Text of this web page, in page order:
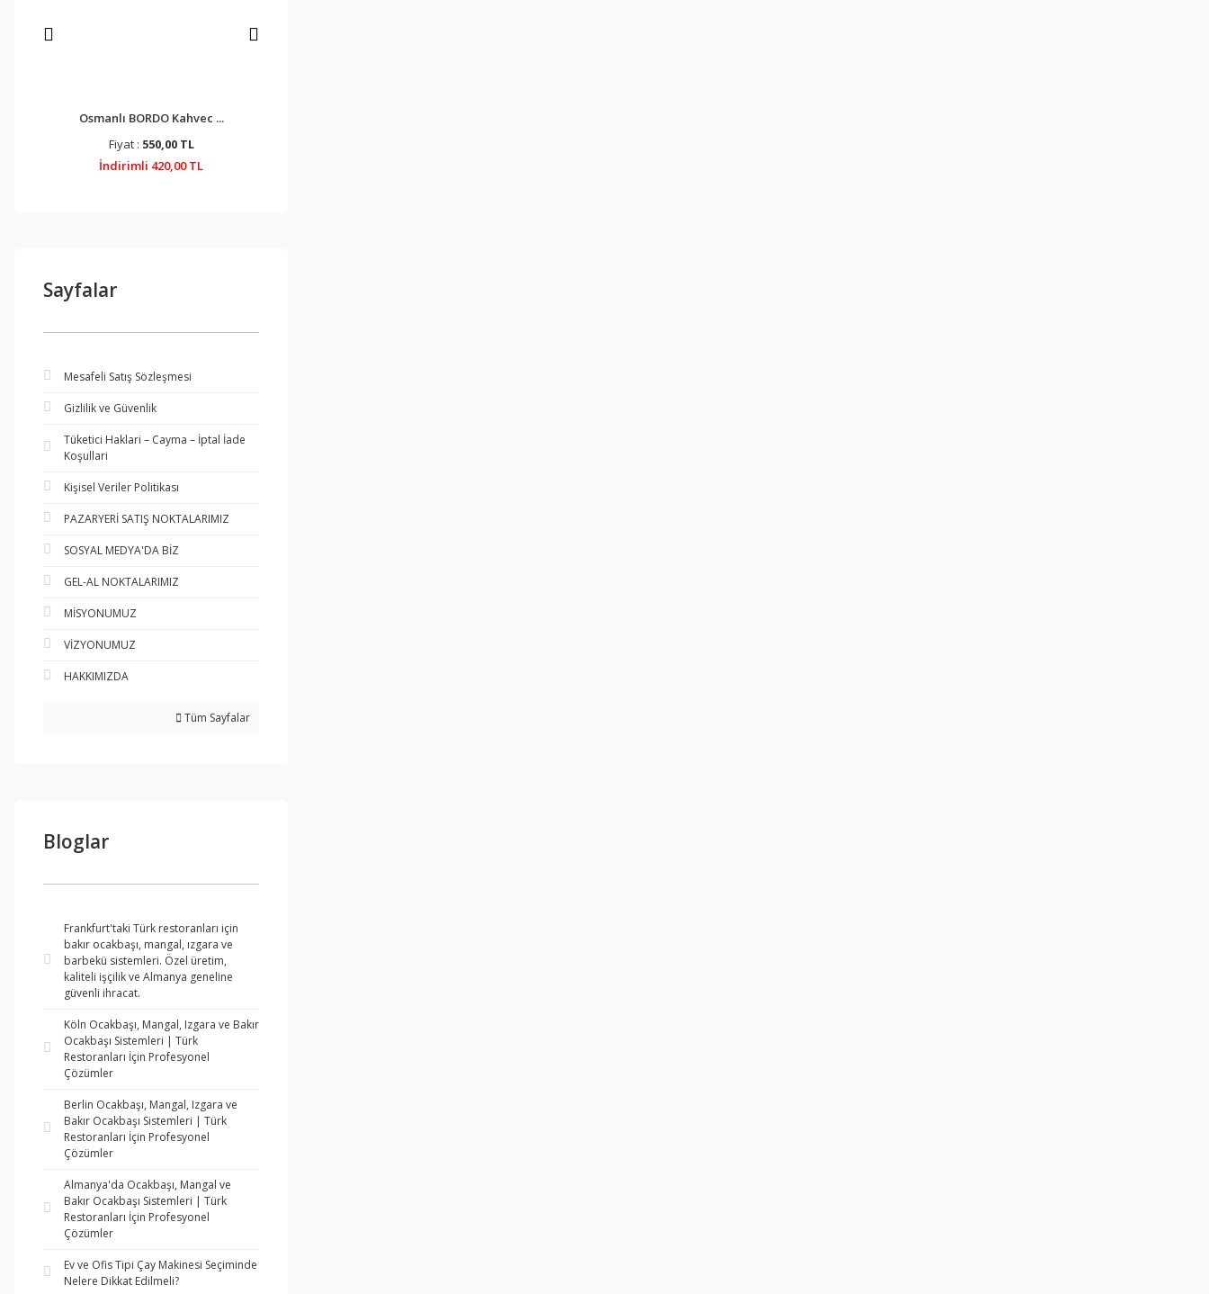
Osmanlı BORDO Kahvec ...
Fiyat : 550,00 TL
İndirimli 420,00 TL
Sayfalar
Mesafeli Satış Sözleşmesi
Gizlilik ve Güvenlik
Tüketici Haklari – Cayma – İptal İade
Koşullari
Kişisel Veriler Politikası
PAZARYERİ SATIŞ NOKTALARIMIZ
SOSYAL MEDYA'DA BİZ
GEL-AL NOKTALARIMIZ
MİSYONUMUZ
VİZYONUMUZ
HAKKIMIZDA
Tüm Sayfalar
Bloglar
Frankfurt'taki Türk restoranları için
bakır ocakbaşı, mangal, ızgara ve
barbekü sistemleri. Özel üretim,
kaliteli işçilik ve Almanya geneline
güvenli ihracat.
Köln Ocakbaşı, Mangal, Izgara ve Bakır
Ocakbaşı Sistemleri | Türk
Restoranları İçin Profesyonel
Çözümler
Berlin Ocakbaşı, Mangal, Izgara ve
Bakır Ocakbaşı Sistemleri | Türk
Restoranları İçin Profesyonel
Çözümler
Almanya'da Ocakbaşı, Mangal ve
Bakır Ocakbaşı Sistemleri | Türk
Restoranları İçin Profesyonel
Çözümler
Ev ve Ofis Tipi Çay Makinesi Seçiminde
Nelere Dikkat Edilmeli?